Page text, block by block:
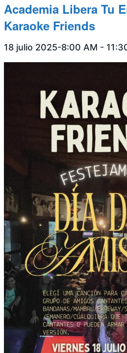
Academia Libera Tu
Karaoke Friends
18 julio 2025-8:00 AM -